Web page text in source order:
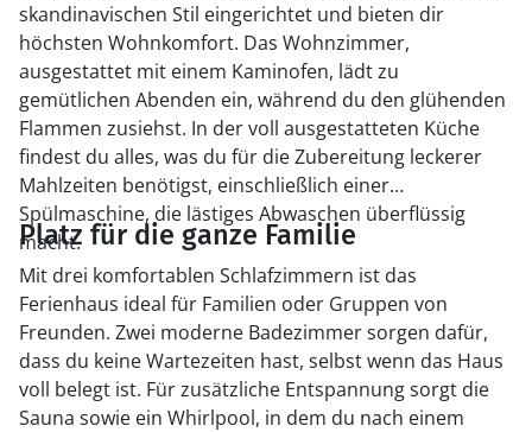
skandinavischen Stil eingerichtet und bieten dir
höchsten Wohnkomfort. Das Wohnzimmer,
ausgestattet mit einem Kaminofen, lädt zu
gemütlichen Abenden ein, während du den glühenden
Flammen zusiehst. In der voll ausgestatteten Küche
findest du alles, was du für die Zubereitung leckerer
Mahlzeiten benötigst, einschließlich einer
Spülmaschine, die lästiges Abwaschen überflüssig
macht.
Platz für die ganze Familie
Mit drei komfortablen Schlafzimmern ist das
Ferienhaus ideal für Familien oder Gruppen von
Freunden. Zwei moderne Badezimmer sorgen dafür,
dass du keine Wartezeiten hast, selbst wenn das Haus
voll belegt ist. Für zusätzliche Entspannung sorgt die
Sauna sowie ein Whirlpool, in dem du nach einem